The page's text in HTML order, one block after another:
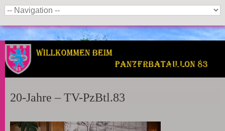
Panzerbataillon 83
20-Jahre – TV-PzBtl.83